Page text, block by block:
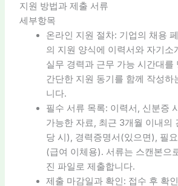
지원 방법과 제출 서류
세부항목
온라인 지원 절차: 기업의 채용
의 지원 양식에 이력서와 자기소
실무 경력과 근무 가능 시간대를
간단한 지원 동기를 함께 작성하
니다.
필수 서류 목록: 이력서, 신분증
가능한 자료, 최근 3개월 이내의
당 시), 경력증명서(있으면), 필
(급여 이체용). 서류는 스캔본으
진 파일로 제출합니다.
제출 마감일과 확인: 접수 후 확